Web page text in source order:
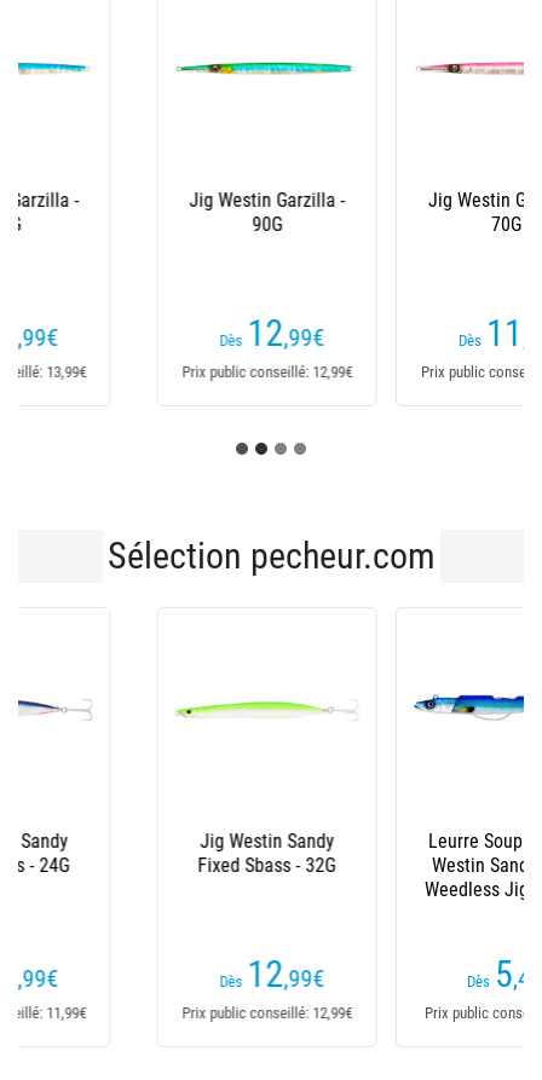
Jig Westin Garzilla -
Prix public conseillé: 11,99€
Cuiller A Jigger Duo
€
Prix public conseillé: 17,40€
Sélection pecheur.com
Leurre Souple Armé
Westin Sandy Andy
Prix public conseillé: 5,49€
Leurre Coulant
Savage Gear Sandeel
Pencil Sw - 19G
Prix public conseillé: 10,99€